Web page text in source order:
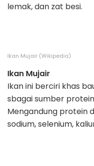
lemak, dan zat besi.
Ikan Mujair (Wikipedia)
Ikan Mujair
Ikan ini berciri khas
sbagai sumber
Mengandung protein
sodium, selenium,